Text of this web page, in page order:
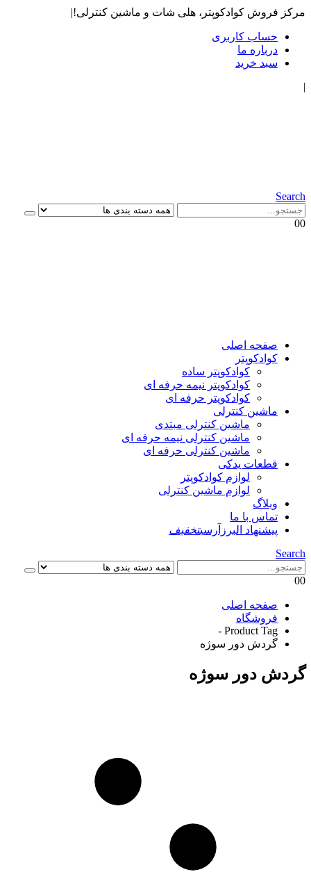
مرکز فروش کوادکوپتر، هلی شات و ماشین کنترلی!|
حساب کاربری
درباره ما
سبد خرید
|
Search
00
صفحه اصلی
کوادکوپتر
کوادکوپتر ساده
کوادکوپتر نیمه حرفه ای
کوادکوپتر حرفه ای
ماشین کنترلی
ماشین کنترلی مبتدی
ماشین کنترلی نیمه حرفه ای
ماشین کنترلی حرفه ای
قطعات یدکی
لوازم کوادکوپتر
لوازم ماشین کنترلی
وبلاگ
تماس با ما
پیشنهاد البرزآرسیتخفیف
Search
00
صفحه اصلی
فروشگاه
Product Tag -
گردش دور سوژه
گردش دور سوژه